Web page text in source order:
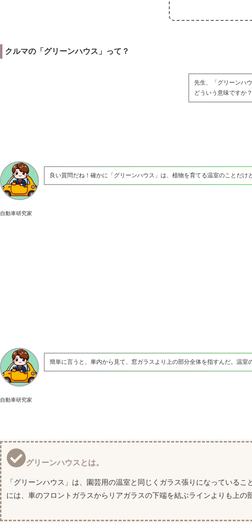
クルマの「グリーンハウス」って？
先生、「グリーンハ
どういう意味ですか？
自動車研究家
良い質問だね！確かに「グリーンハウス」は、植物を育てる温室のことだけ
自動車研究家
簡単に言うと、車内から見て、窓ガラスより上の部分全体を指すんだ。温
グリーンハウスとは。
「グリーンハウス」は、園芸用の温室と同じくガラス張りになっている
には、車のフロントガラスからリアガラスの下端を結ぶラインよりも上の